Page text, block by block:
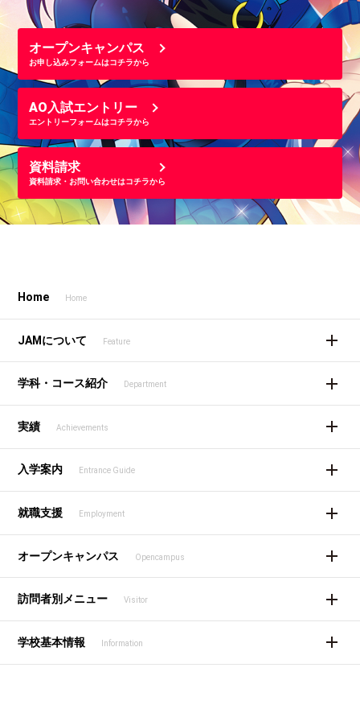
オープンキャンパス
お申し込みフォームはコチラから
AO入試エントリー
エントリーフォームはコチラから
資料請求
資料請求・お問い合わせはコチラから
Home Home
JAMについて Feature
学科・コース紹介 Department
実績 Achievements
入学案内 Entrance Guide
就職支援 Employment
オープンキャンパス Opencampus
訪問者別メニュー Visitor
学校基本情報 Information